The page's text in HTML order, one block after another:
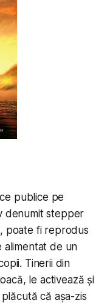
publice pe
denumitstepper
poate fi reprodus
alimentat de un
Tinerii din
le activează și
că așa-zis